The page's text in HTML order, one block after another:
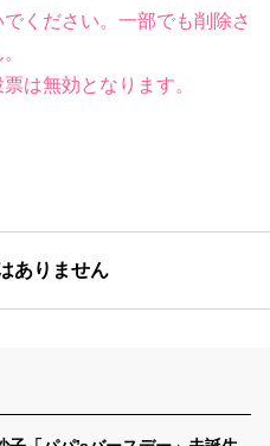
ください。一部でも削除さ
は無効となります。
ありません